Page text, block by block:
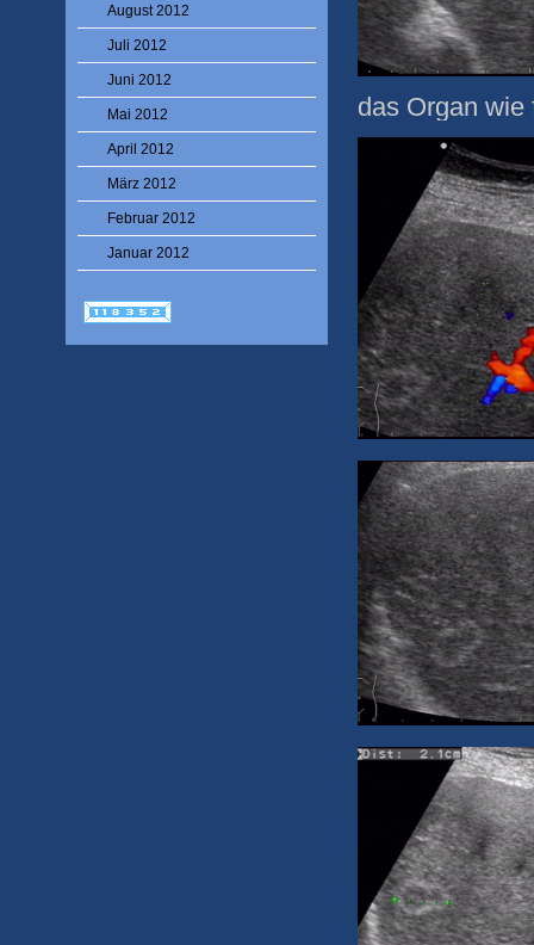
August 2012
Juli 2012
Juni 2012
Mai 2012
April 2012
März 2012
Februar 2012
Januar 2012
das Organ wie